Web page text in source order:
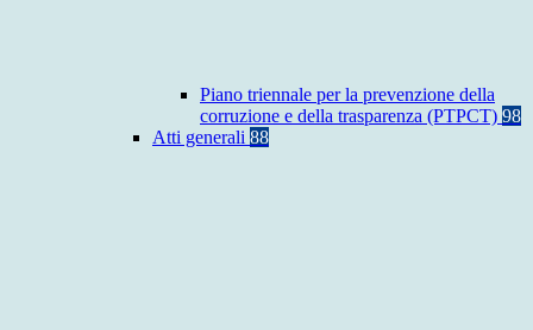
Piano triennale per la prevenzione della
corruzione e della trasparenza (PTPCT) 98
Atti generali 88